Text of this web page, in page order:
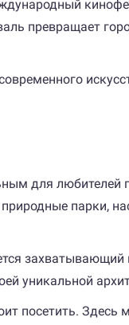
превращает
для любителей
парки,
захватывающий
уникальной
посетить. Здесь